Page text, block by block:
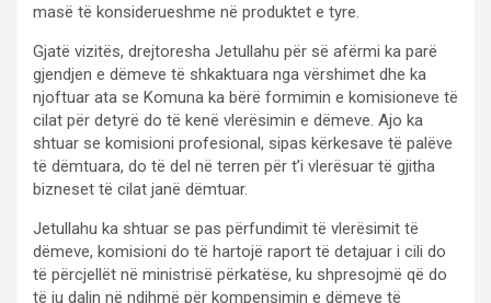
masë të konsiderueshme në produktet e tyre.
Gjatë vizitës, drejtoresha Jetullahu për së afërmi ka parë
gjendjen e dëmeve të shkaktuara nga vërshimet dhe ka
njoftuar ata se Komuna ka bërë formimin e komisioneve të
cilat për detyrë do të kenë vlerësimin e dëmeve. Ajo ka
shtuar se komisioni profesional, sipas kërkesave të palëve
të dëmtuara, do të del në terren për t’i vlerësuar të gjitha
bizneset të cilat janë dëmtuar.
Jetullahu ka shtuar se pas përfundimit të vlerësimit të
dëmeve, komisioni do të hartojë raport të detajuar i cili do
të përcjellët në ministrisë përkatëse, ku shpresojmë që do
të ju dalin në ndihmë për kompensimin e dëmeve të